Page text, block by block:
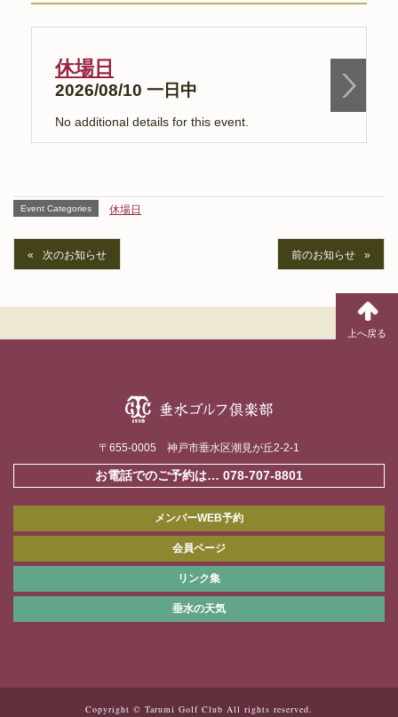
休場日
2026/08/10 一日中
No additional details for this event.
Event Categories 休場日
次のお知らせ 前のお知らせ
〒655-0005 神戸市垂水区潮見が丘2-2-1
お電話でのご予約は… 078-707-8801
メンバーWEB予約
会員ページ
リンク集
垂水の天気
Copyright © Tarumi Golf Club All rights reserved.